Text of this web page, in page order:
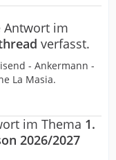
Antwort im
verfasst.
- Ankermann -
La Masia.
im Thema 1.
2026/2027